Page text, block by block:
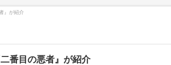
』が紹介
番目の悪者』が紹介